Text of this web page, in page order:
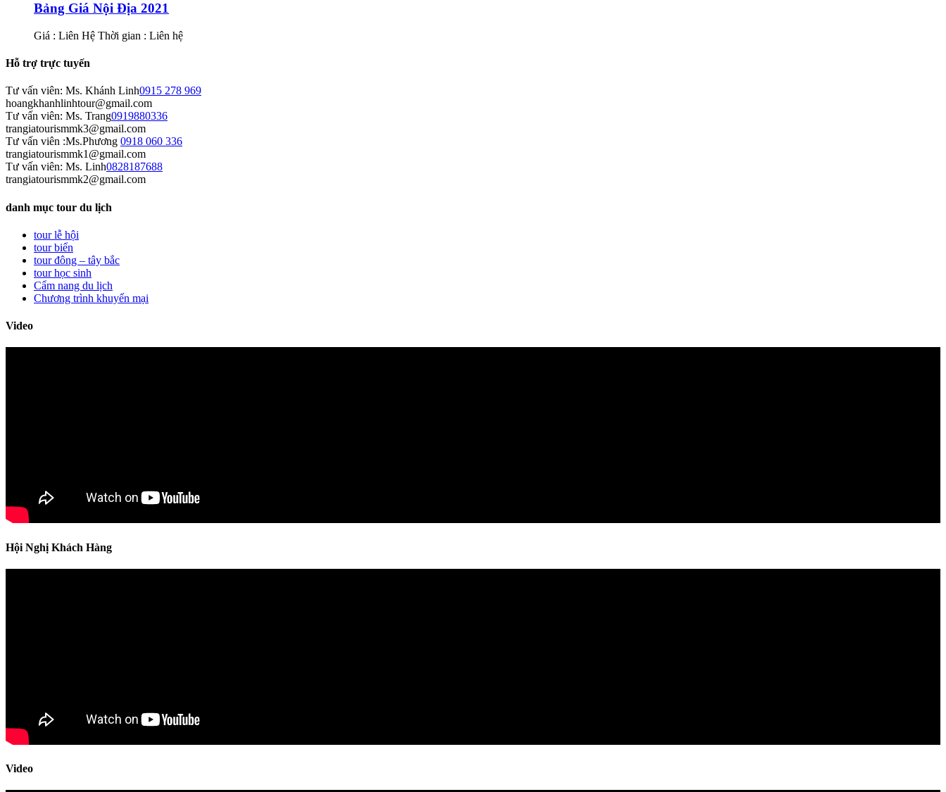
Bảng Giá Nội Địa 2021
Giá : Liên Hệ Thời gian : Liên hệ
Hỗ trợ trực tuyến
Tư vấn viên: Ms. Khánh Linh0915 278 969
hoangkhanhlinhtour@gmail.com
Tư vấn viên: Ms. Trang0919880336
trangiatourismmk3@gmail.com
Tư vấn viên :Ms.Phương 0918 060 336
trangiatourismmk1@gmail.com
Tư vấn viên: Ms. Linh0828187688
trangiatourismmk2@gmail.com
danh mục tour du lịch
tour lễ hội
tour biển
tour đông – tây bắc
tour học sinh
Cẩm nang du lịch
Chương trình khuyến mại
Video
Hội Nghị Khách Hàng
Video